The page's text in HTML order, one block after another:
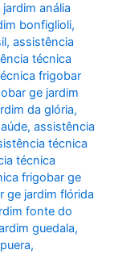
anália
bonfiglioli,
,assistência
técnica
frigobar
ge jardim
da glória,
,assistência
técnica
técnica
frigobar ge
ge jardim flórida
fonte do
guedala,
,